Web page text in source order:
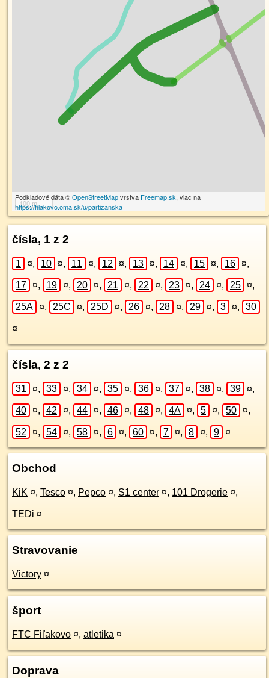
100 m
Podkladové dáta ©OpenStreetMapvrstva Freemap.sk, viac na
https://filakovo.oma.sk/u/partizanska
čísla, 1 z 2
1 ¤, 10 ¤, 11 ¤, 12 ¤, 13 ¤, 14 ¤, 15 ¤, 16 ¤,
17 ¤, 19 ¤, 20 ¤, 21 ¤, 22 ¤, 23 ¤, 24 ¤, 25 ¤,
25A ¤, 25C ¤, 25D ¤, 26 ¤, 28 ¤, 29 ¤, 3 ¤, 30
¤
čísla, 2 z 2
31 ¤, 33 ¤, 34 ¤, 35 ¤, 36 ¤, 37 ¤, 38 ¤, 39 ¤,
40 ¤, 42 ¤, 44 ¤, 46 ¤, 48 ¤, 4A ¤, 5 ¤, 50 ¤,
52 ¤, 54 ¤, 58 ¤, 6 ¤, 60 ¤, 7 ¤, 8 ¤, 9 ¤
Obchod
KiK ¤, Tesco ¤, Pepco ¤, S1 center ¤, 101 Drogerie ¤,
TEDi ¤
Stravovanie
Victory ¤
šport
FTC Fiľakovo ¤, atletika ¤
Doprava